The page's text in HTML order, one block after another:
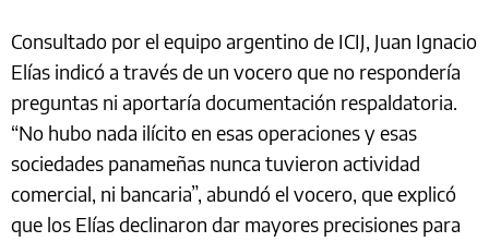
Consultado por el equipo argentino de ICIJ, Juan Ignacio
Elías indicó a través de un vocero que no respondería
preguntas ni aportaría documentación respaldatoria.
“No hubo nada ilícito en esas operaciones y esas
sociedades panameñas nunca tuvieron actividad
comercial, ni bancaria”, abundó el vocero, que explicó
que los Elías declinaron dar mayores precisiones para